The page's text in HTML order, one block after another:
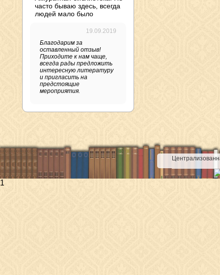
часто бываю здесь, всегда
людей мало было
19.09.2019
Благодарим за
оставленный отзыв!
Приходите к нам чаще,
всегда рады предложить
интересную литературу
и пригласить на
предстоящие
мероприятия.
1